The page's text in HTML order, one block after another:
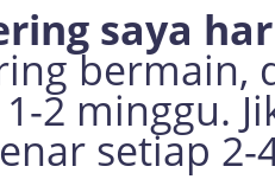
saya
2 minggu.
setiap